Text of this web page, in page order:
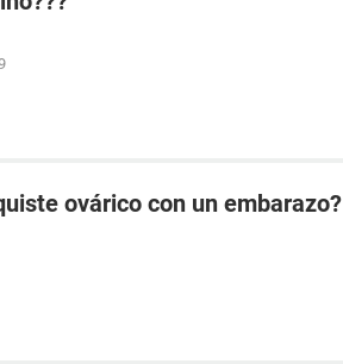
ovárico con un embarazo?